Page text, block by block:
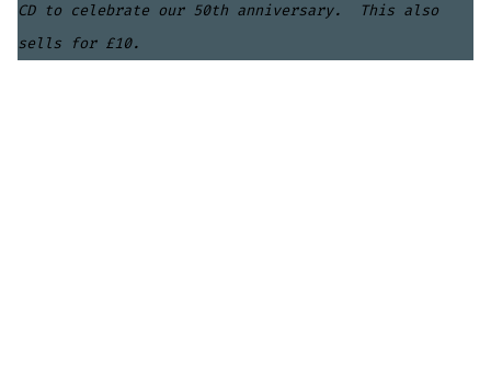
CD to celebrate our 50th anniversary. This also
sells for £10.